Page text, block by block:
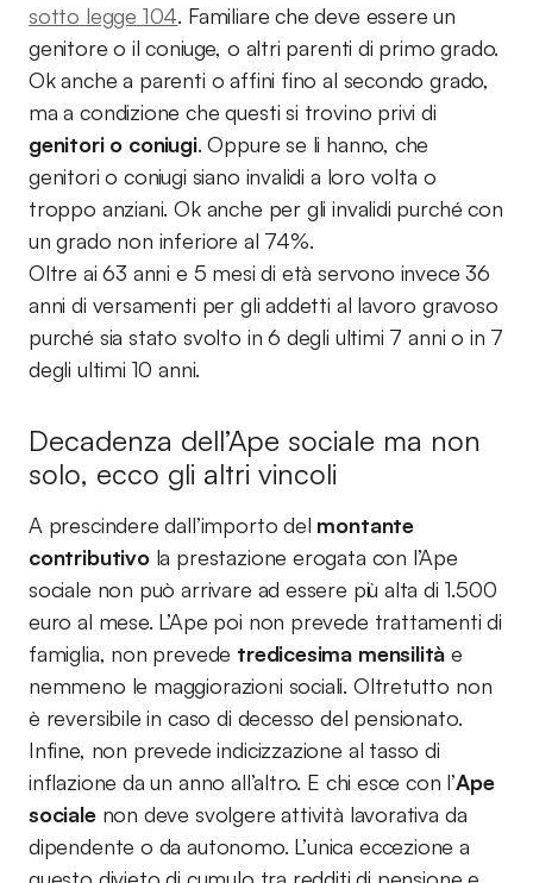
sotto legge 104. Familiare che deve essere un
genitore o il coniuge, o altri parenti di primo grado.
Ok anche a parenti o affini fino al secondo grado,
ma a condizione che questi si trovino privi di
genitori o coniugi. Oppure se li hanno, che
genitori o coniugi siano invalidi a loro volta o
troppo anziani. Ok anche per gli invalidi purché con
un grado non inferiore al 74%.
Oltre ai 63 anni e 5 mesi di età servono invece 36
anni di versamenti per gli addetti al lavoro gravoso
purché sia stato svolto in 6 degli ultimi 7 anni o in 7
degli ultimi 10 anni.
Decadenza dell’Ape sociale ma non
solo, ecco gli altri vincoli
A prescindere dall’importo del montante
contributivola prestazione erogata con l’Ape
sociale non può arrivare ad essere più alta di 1.500
euro al mese. L’Ape poi non prevede trattamenti di
famiglia, non prevede tredicesima mensilità e
nemmeno le maggiorazioni sociali. Oltretutto non
è reversibile in caso di decesso del pensionato.
Infine, non prevede indicizzazione al tasso di
inflazione da un anno all’altro. E chi esce con l’Ape
socialenon deve svolgere attività lavorativa da
dipendente o da autonomo. L’unica eccezione a